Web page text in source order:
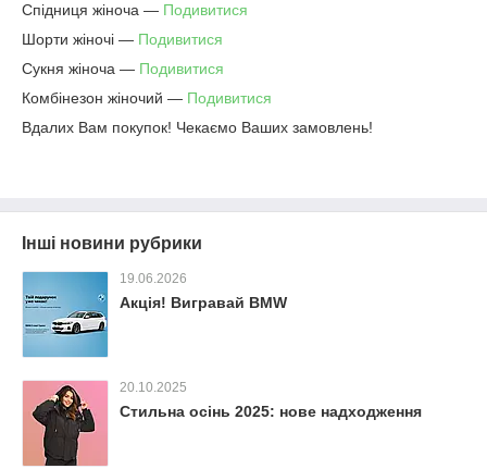
Спідниця жіноча ― Подивитися
Шорти жіночі ― Подивитися
Сукня жіноча ― Подивитися
Комбінезон жіночий ― Подивитися
Вдалих Вам покупок! Чекаємо Ваших замовлень!
Інші новини рубрики
19.06.2026
Акція! Вигравай BMW
20.10.2025
Стильна осінь 2025: нове надходження